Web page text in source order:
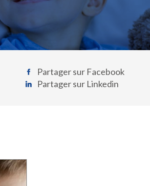
Partager sur Facebook
Partager sur Linkedin